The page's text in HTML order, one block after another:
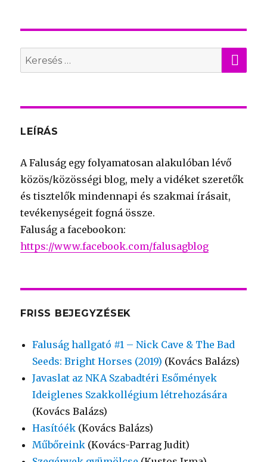
Search
for:
LEÍRÁS
A Faluság egy folyamatosan alakulóban lévő
közös/közösségi blog, mely a vidéket szeretők
és tisztelők mindennapi és szakmai írásait,
tevékenységeit fogná össze.
Faluság a facebookon:
https://www.facebook.com/falusagblog
FRISS BEJEGYZÉSEK
Faluság hallgató #1 – Nick Cave & The Bad
Seeds: Bright Horses (2019) (Kovács Balázs)
Javaslat az NKA Szabadtéri Esőmények
Ideiglenes Szakkollégium létrehozására
(Kovács Balázs)
Hasítóék (Kovács Balázs)
Műbőreink (Kovács-Parrag Judit)